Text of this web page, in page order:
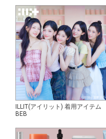
ILLIT(アイリット) 着用アイテム
BEB